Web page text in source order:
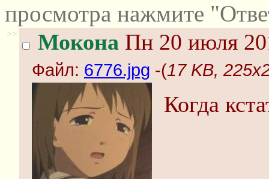
просмотра нажмите
>> Мокона Пн 20 июля
Файл: 6776.jpg -(17 KB,
Когда